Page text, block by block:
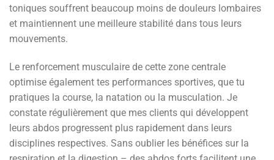
toniques souffrent beaucoup moins de douleurs lombaires
et maintiennent une meilleure stabilité dans tous leurs
mouvements.
Le renforcement musculaire de cette zone centrale
optimise également tes performances sportives, que tu
pratiques la course, la natation ou la musculation. Je
constate régulièrement que mes clients qui développent
leurs abdos progressent plus rapidement dans leurs
disciplines respectives. Sans oublier les bénéfices sur la